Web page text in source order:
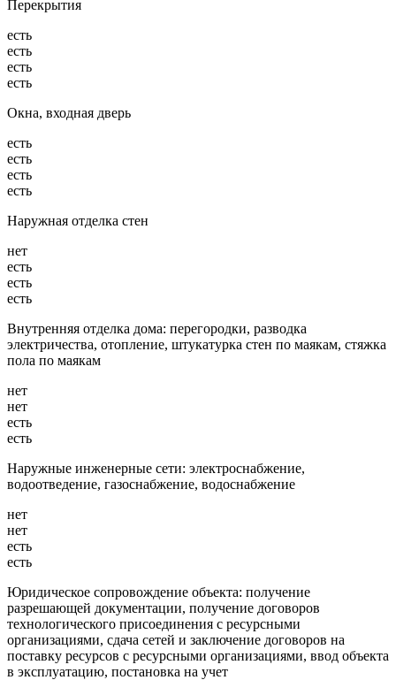
Перекрытия
есть
есть
есть
есть
Окна, входная дверь
есть
есть
есть
есть
Наружная отделка стен
нет
есть
есть
есть
Внутренняя отделка дома: перегородки, разводка
электричества, отопление, штукатурка стен по маякам, стяжка
пола по маякам
нет
нет
есть
есть
Наружные инженерные сети: электроснабжение,
водоотведение, газоснабжение, водоснабжение
нет
нет
есть
есть
Юридическое сопровождение объекта: получение
разрешающей документации, получение договоров
технологического присоединения с ресурсными
организациями, сдача сетей и заключение договоров на
поставку ресурсов с ресурсными организациями, ввод объекта
в эксплуатацию, постановка на учет